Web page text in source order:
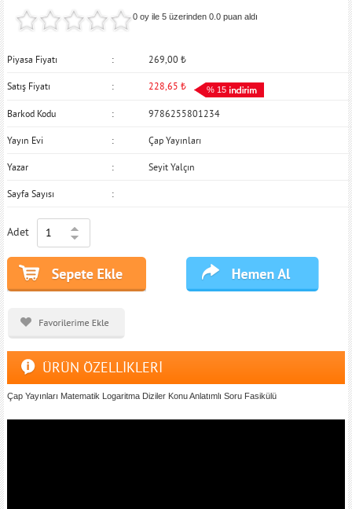
0 oy ile 5 üzerinden0.0 puan aldı
Piyasa Fiyatı 269,00 ₺
Satış Fiyatı 228,65 ₺ % 15
Barkod Kodu 9786255801234
Yayın Evi Çap Yayınları
Yazar Seyit Yalçın
Sayfa Sayısı
Adet
ÜRÜN ÖZELLİKLERİ
Çap Yayınları Matematik Logaritma Diziler Konu Anlatımlı Soru Fasikülü